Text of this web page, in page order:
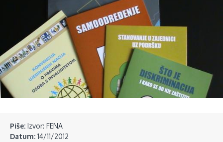
Piše: Izvor: FENA
Datum: 14/11/2012